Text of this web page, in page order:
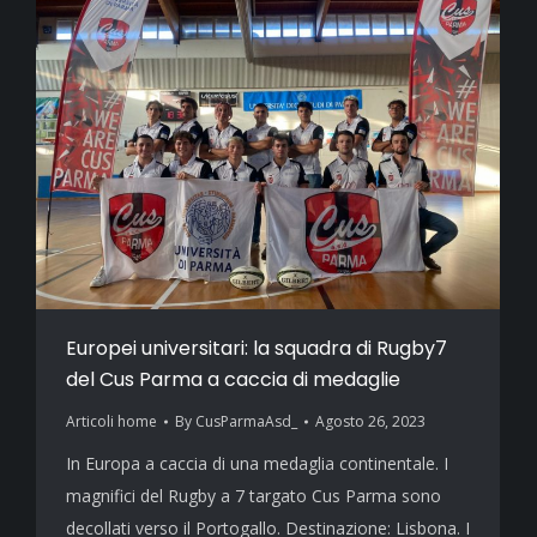
Europei universitari: la squadra di Rugby7
del Cus Parma a caccia di medaglie
Articoli home By CusParmaAsd_ Agosto 26, 2023
In Europa a caccia di una medaglia continentale. I
magnifici del Rugby a 7 targato Cus Parma sono
decollati verso il Portogallo. Destinazione: Lisbona. I